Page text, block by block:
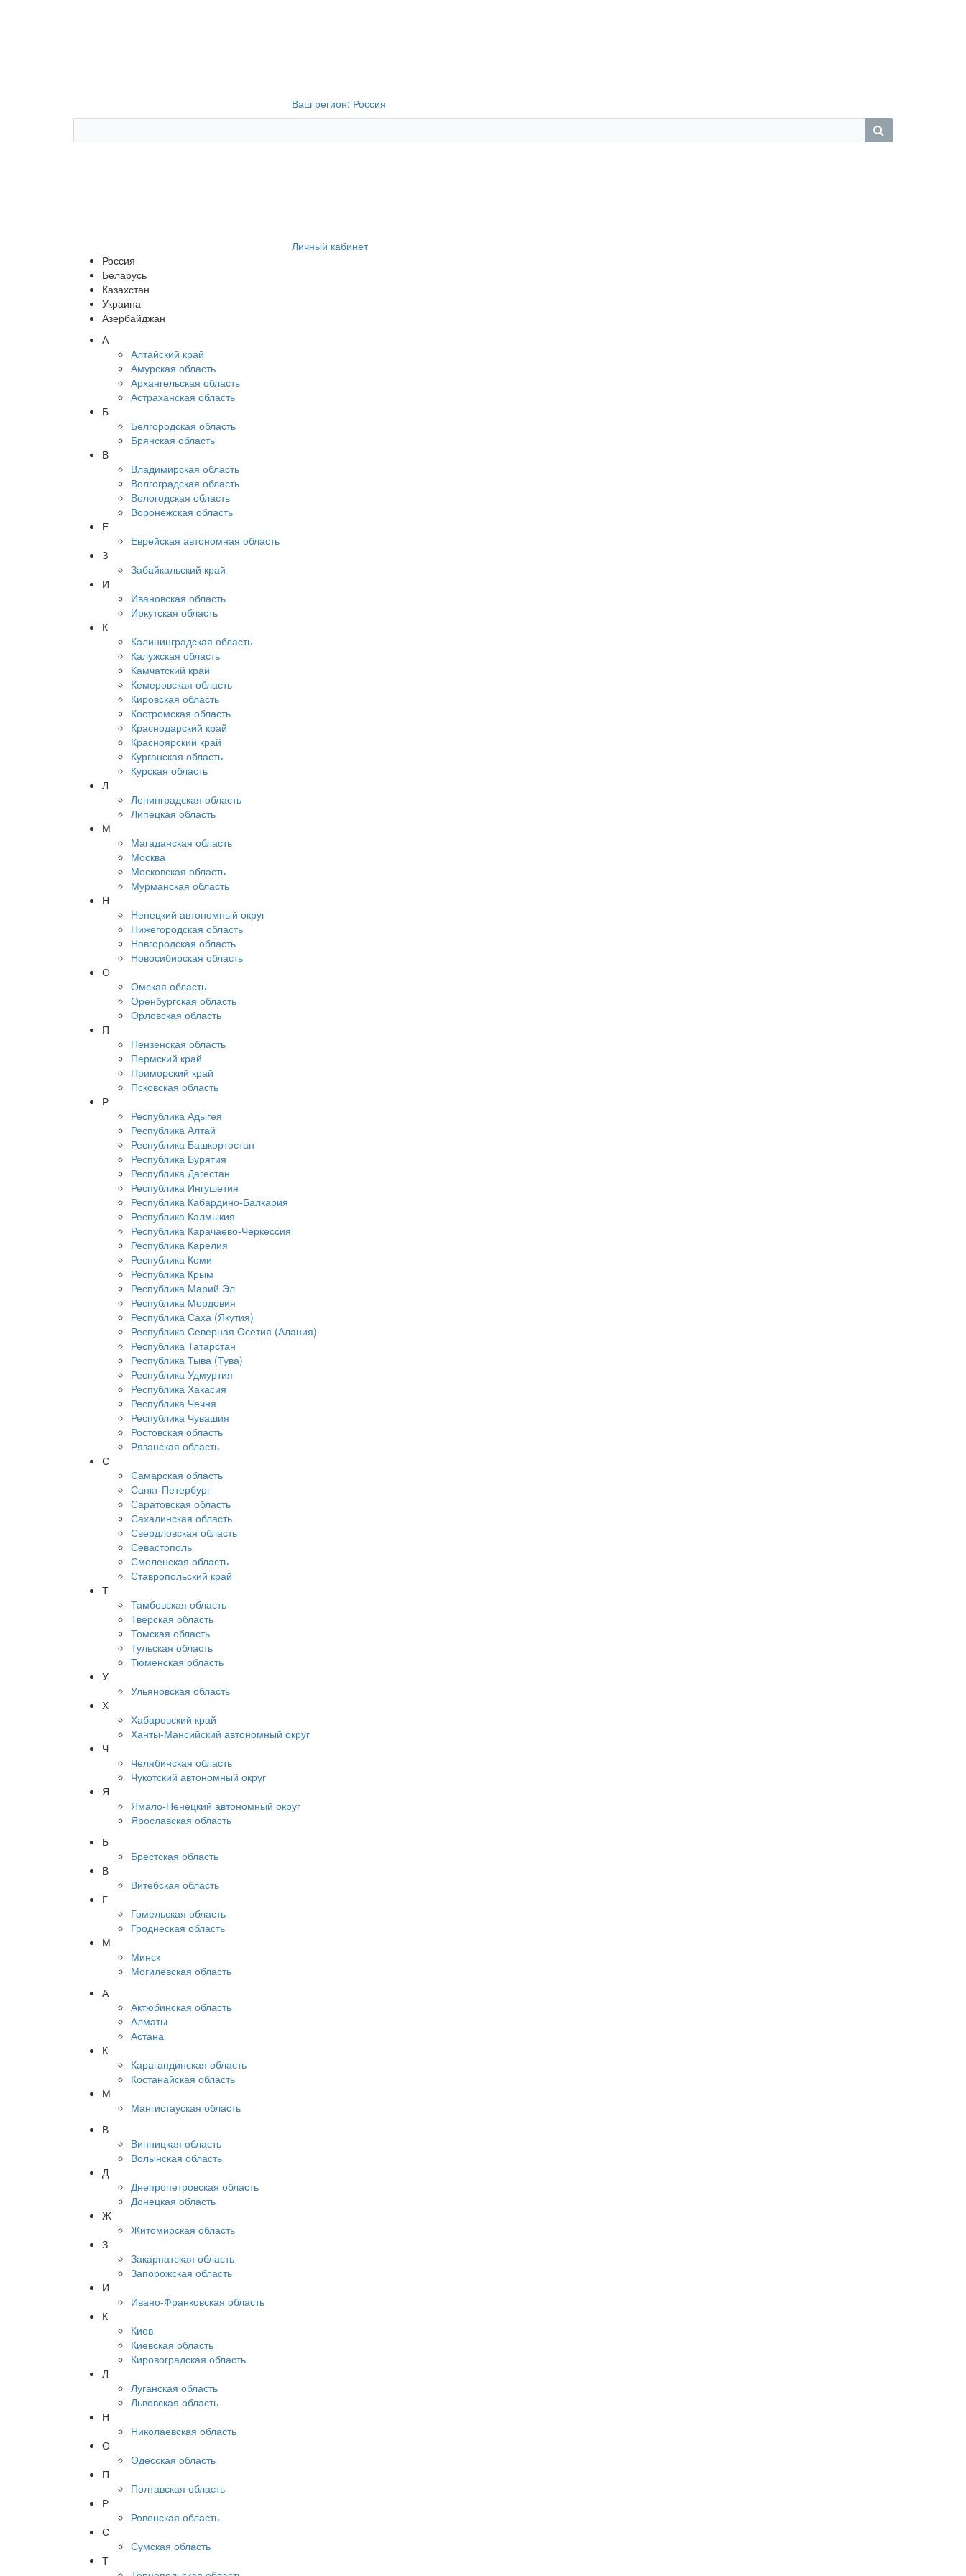
Ваш регион: Россия
Личный кабинет
Россия
Беларусь
Казахстан
Украина
Азербайджан
А
Алтайский край
Амурская область
Архангельская область
Астраханская область
Б
Белгородская область
Брянская область
В
Владимирская область
Волгоградская область
Вологодская область
Воронежская область
Е
Еврейская автономная область
З
Забайкальский край
И
Ивановская область
Иркутская область
К
Калининградская область
Калужская область
Камчатский край
Кемеровская область
Кировская область
Костромская область
Краснодарский край
Красноярский край
Курганская область
Курская область
Л
Ленинградская область
Липецкая область
М
Магаданская область
Москва
Московская область
Мурманская область
Н
Ненецкий автономный округ
Нижегородская область
Новгородская область
Новосибирская область
О
Омская область
Оренбургская область
Орловская область
П
Пензенская область
Пермский край
Приморский край
Псковская область
Р
Республика Адыгея
Республика Алтай
Республика Башкортостан
Республика Бурятия
Республика Дагестан
Республика Ингушетия
Республика Кабардино-Балкария
Республика Калмыкия
Республика Карачаево-Черкессия
Республика Карелия
Республика Коми
Республика Крым
Республика Марий Эл
Республика Мордовия
Республика Саха (Якутия)
Республика Северная Осетия (Алания)
Республика Татарстан
Республика Тыва (Тува)
Республика Удмуртия
Республика Хакасия
Республика Чечня
Республика Чувашия
Ростовская область
Рязанская область
С
Самарская область
Санкт-Петербург
Саратовская область
Сахалинская область
Свердловская область
Севастополь
Смоленская область
Ставропольский край
Т
Тамбовская область
Тверская область
Томская область
Тульская область
Тюменская область
У
Ульяновская область
Х
Хабаровский край
Ханты-Мансийский автономный округ
Ч
Челябинская область
Чукотский автономный округ
Я
Ямало-Ненецкий автономный округ
Ярославская область
Б
Брестская область
В
Витебская область
Г
Гомельская область
Гроднеская область
М
Минск
Могилёвская область
А
Актюбинская область
Алматы
Астана
К
Карагандинская область
Костанайская область
М
Мангистауская область
В
Винницкая область
Волынская область
Д
Днепропетровская область
Донецкая область
Ж
Житомирская область
З
Закарпатская область
Запорожская область
И
Ивано-Франковская область
К
Киев
Киевская область
Кировоградская область
Л
Луганская область
Львовская область
Н
Николаевская область
О
Одесская область
П
Полтавская область
Р
Ровенская область
С
Сумская область
Т